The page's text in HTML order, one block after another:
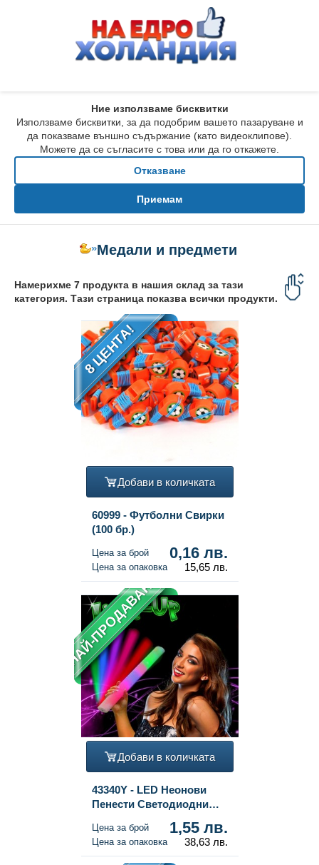
Ние използваме бисквитки
Използваме бисквитки, за да подобрим вашето пазаруване и
да показваме външно съдържание (като видеоклипове).
Можете да се съгласите с това или да го откажете.
Отказване
Приемам
»Медали и предмети за
Намерихме 7 продукта в нашия склад за тази
категория. Тази страница показва всички продукти.
8 ЦЕНТА!
Добави в количката
60999 - Футболни Свирки
(100 бр.)
Цена за брой 0,16 лв.
Цена за опаковка 15,65 лв.
НАЙ-ПРОДАВАН
Добави в количката
43340Y - LED Неонови
Пенести Светодиодни
Цена за брой 1,55 лв.
Цена за опаковка 38,63 лв.